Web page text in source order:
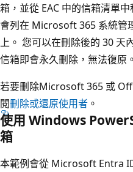
箱，並從 EAC 中的信箱清單
會列在 Microsoft 365 系統管
上。 您可以在刪除後的 30 天
信箱即會永久刪除，無法復原。
若要刪除Microsoft 365 或
閱刪除或還原使用者 。
使用 Windows
箱
本範例會從 Microsoft Entra